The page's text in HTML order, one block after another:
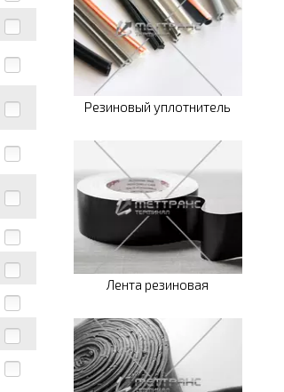
Резиновый уплотнитель
Лента резиновая